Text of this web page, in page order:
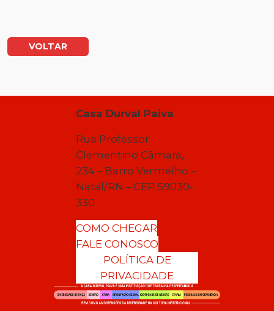
VOLTAR
Casa Durval Paiva
Rua Professor
Clementino Câmara,
234 – Barro Vermelho –
Natal/RN – CEP 59030-
330
COMO CHEGAR
FALE CONOSCO
POLÍTICA DE
PRIVACIDADE